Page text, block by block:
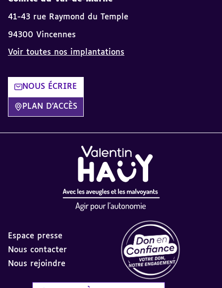
41-43 rue Raymond du Temple
94300 Vincennes
Voir toutes nos implantations
NOUS ÉCRIRE
PLAN D'ACCÈS
Espace presse
Nous contacter
Nous rejoindre